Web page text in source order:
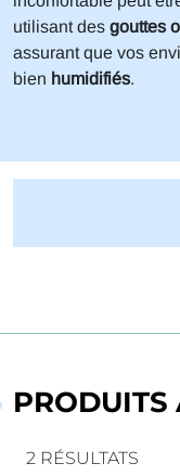
utilisant des gouttes
assurant que vos
bien humidifiés.
PRODUITS
2 RÉSULTATS